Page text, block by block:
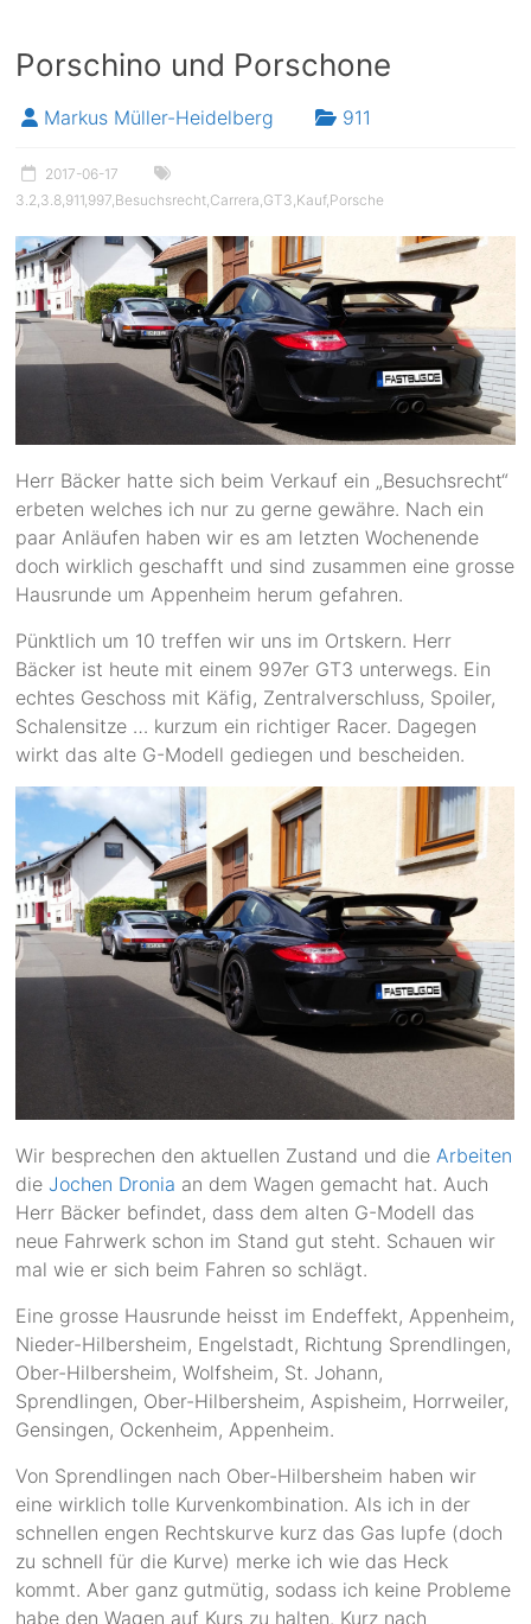
Porschino und Porschone
Markus Müller-Heidelberg 911
2017-06-17
3.2,3.8,911,997,Besuchsrecht,Carrera,GT3,Kauf,Porsche
Herr Bäcker hatte sich beim Verkauf ein „Besuchsrecht“
erbeten welches ich nur zu gerne gewähre. Nach ein
paar Anläufen haben wir es am letzten Wochenende
doch wirklich geschafft und sind zusammen eine grosse
Hausrunde um Appenheim herum gefahren.
Pünktlich um 10 treffen wir uns im Ortskern. Herr
Bäcker ist heute mit einem 997er GT3 unterwegs. Ein
echtes Geschoss mit Käfig, Zentralverschluss, Spoiler,
Schalensitze … kurzum ein richtiger Racer. Dagegen
wirkt das alte G-Modell gediegen und bescheiden.
Wir besprechen den aktuellen Zustand und die Arbeiten
dieJochen Dronia an dem Wagen gemacht hat. Auch
Herr Bäcker befindet, dass dem alten G-Modell das
neue Fahrwerk schon im Stand gut steht. Schauen wir
mal wie er sich beim Fahren so schlägt.
Eine grosse Hausrunde heisst im Endeffekt, Appenheim,
Nieder-Hilbersheim, Engelstadt, Richtung Sprendlingen,
Ober-Hilbersheim, Wolfsheim, St. Johann,
Sprendlingen, Ober-Hilbersheim, Aspisheim, Horrweiler,
Gensingen, Ockenheim, Appenheim.
Von Sprendlingen nach Ober-Hilbersheim haben wir
eine wirklich tolle Kurvenkombination. Als ich in der
schnellen engen Rechtskurve kurz das Gas lupfe (doch
zu schnell für die Kurve) merke ich wie das Heck
kommt. Aber ganz gutmütig, sodass ich keine Probleme
habe den Wagen auf Kurs zu halten. Kurz nach